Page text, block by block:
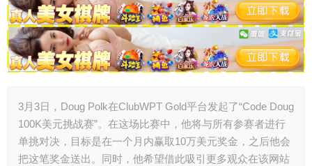
3月3日，Doug Polk在ClubWPT Gold平台发起了“Code Doug
100K美元挑战赛”。在这场比赛中，他将与所有参赛者进行
单挑对决，目标是在一个月内赢取10万美元奖金，之后他会
把这笔奖金送出。同时，他希望借此吸引更多观众在该网站